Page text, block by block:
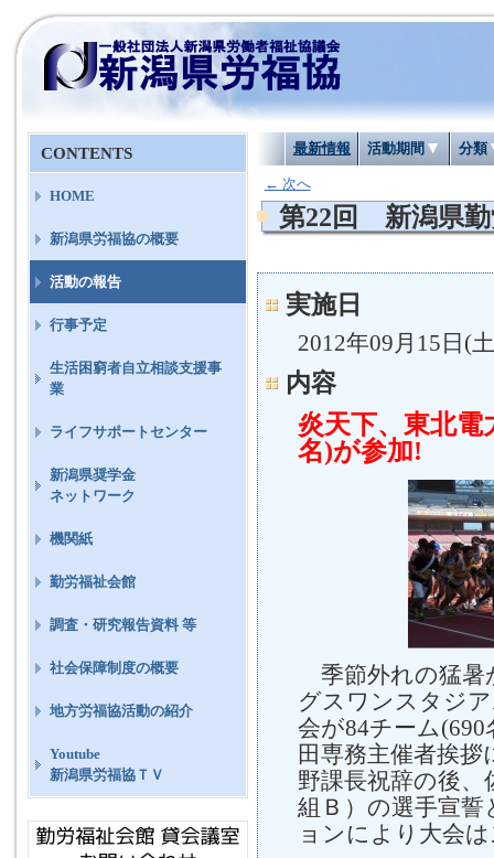
最新情報 活動期間 分類
← 次へ
第22回 新潟県勤
実施日
2012年09月15日(
内容
炎天下、東北電
名)が参加!
季節外れの猛暑
グスワンスタジ
会が84チーム
田専務主催者挨
野課長祝辞の後、
組Ｂ）の選手宣
ョンにより大会
CONTENTS
HOME
新潟県労福協の概要
活動の報告
行事予定
生活困窮者自立相談支援事
業
ライフサポートセンター
新潟県奨学金
ネットワーク
機関紙
勤労福祉会館
調査・研究報告資料 等
社会保障制度の概要
地方労福協活動の紹介
Youtube
新潟県労福協ＴＶ